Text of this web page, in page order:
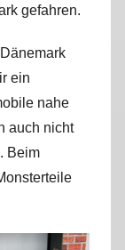
gefahren.
ein
nahe
auch nicht
Beim